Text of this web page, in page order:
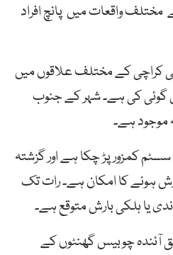
مختلفواقعاتمیں پانچافراد
کراچی کے مختلف علاقوں میں
گوئی کی ہے۔ شہر کے جنوب
موجود ہے۔
کمزور پڑ چکا ہے اور گزشتہ
ہونےکا امکان ہے۔ رات تک
یا ہلکی بارش متوقع ہے۔
چوبیس گھنٹوں کے